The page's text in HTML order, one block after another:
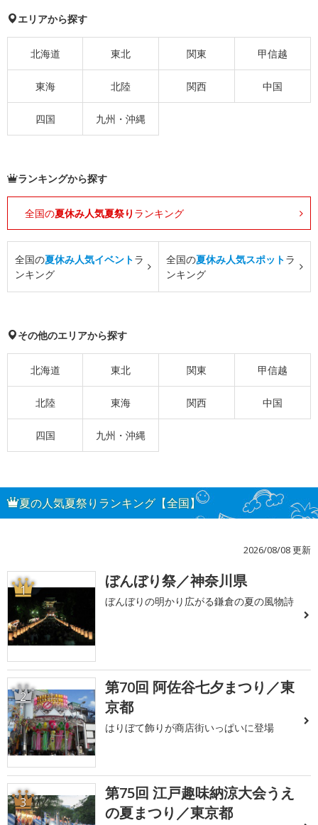
エリアから探す
北海道 東北 関東 甲信越
東海 北陸 関西 中国
四国 九州・沖縄
ランキングから探す
全国の夏休み人気夏祭り ランキング
全国の夏休み人気イベントラ
ンキング
全国の夏休み人気スポットラ
ンキング
その他のエリアから探す
北海道 東北 関東 甲信越
北陸 東海 関西 中国
四国 九州・沖縄
夏の人気夏祭りランキング【全国】
2026/08/08 更新
1 ぼんぼり祭／神奈川県
ぼんぼりの明かり広がる鎌倉の夏の風物詩
2
第70回 阿佐谷七夕まつり／東
京都
はりぼて飾りが商店街いっぱいに登場
3
第75回 江戸趣味納涼大会うえ
の夏まつり／東京都